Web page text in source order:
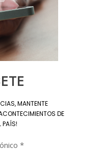
MANTENTE
DE
PAÍS!